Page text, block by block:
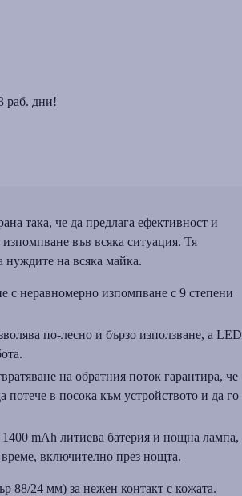
раб. дни!
така, че да предлага ефективност и
във всяка ситуация. Тя
нуждите на всяка майка.
неравномерно изпомпване с 9 степени
по-лесно и бързо използване, а LED
на обратния поток гарантира, че
потече в посока към устройството и да го
mAh литиева батерия и нощна лампа,
време, включително през нощта.
88/24 мм) за нежен контакт с кожата.